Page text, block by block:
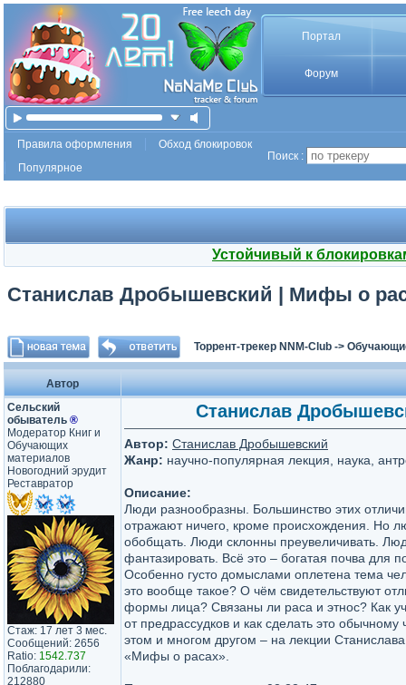
Портал
Форум
Правила оформления
Обход блокировок
Популярное
Поиск :
Устойчивый к
Станислав Дробышевский | Мифы о
Торрент-трекер NNM-Club ->
Автор
Сельский
обыватель ®
Модератор Книг и
Обучающих
материалов
Новогодний эрудит
Реставратор
Стаж: 17 лет 3 мес.
Сообщений: 2656
Ratio: 1542.737
Поблагодарили:
212880
Станислав
Автор: Станислав Дробышевский
Жанр: научно-популярная лекция, наука,
Описание:
Люди разнообразны. Большинство этих
отражают ничего, кроме происхождения. Но
обобщать. Люди склонны преувеличивать.
фантазировать. Всё это – богатая почва для
Особенно густо домыслами оплетена тема
это вообще такое? О чём свидетельствуют
формы лица? Связаны ли раса и этнос? Как
от предрассудков и как сделать это
этом и многом другом – на лекции
«Мифы о расах».